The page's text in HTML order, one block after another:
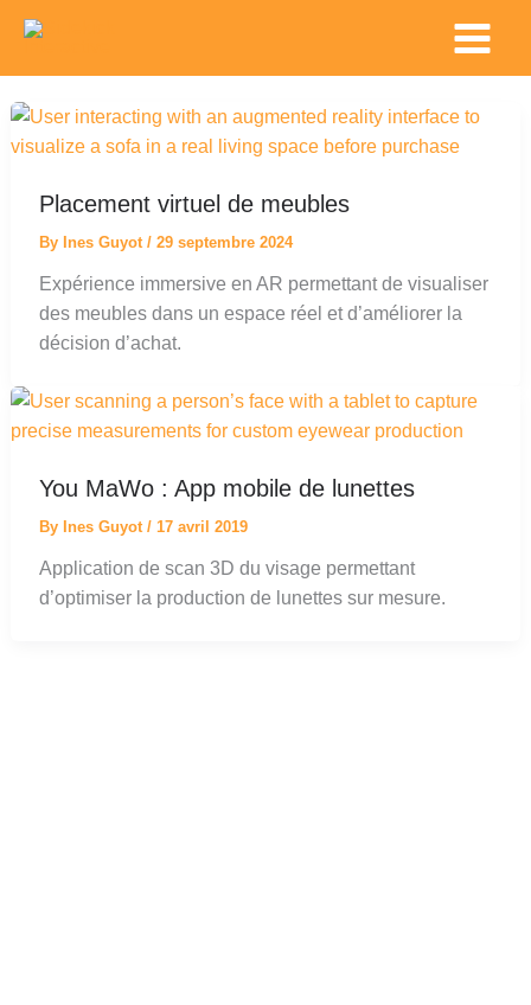
content
Main
Menu
Placement virtuel de meubles
By Ines Guyot / 29 septembre 2024
Expérience immersive en AR permettant de visualiser
des meubles dans un espace réel et d’améliorer la
décision d’achat.
You MaWo : App mobile de lunettes
By Ines Guyot / 17 avril 2019
Application de scan 3D du visage permettant
d’optimiser la production de lunettes sur mesure.